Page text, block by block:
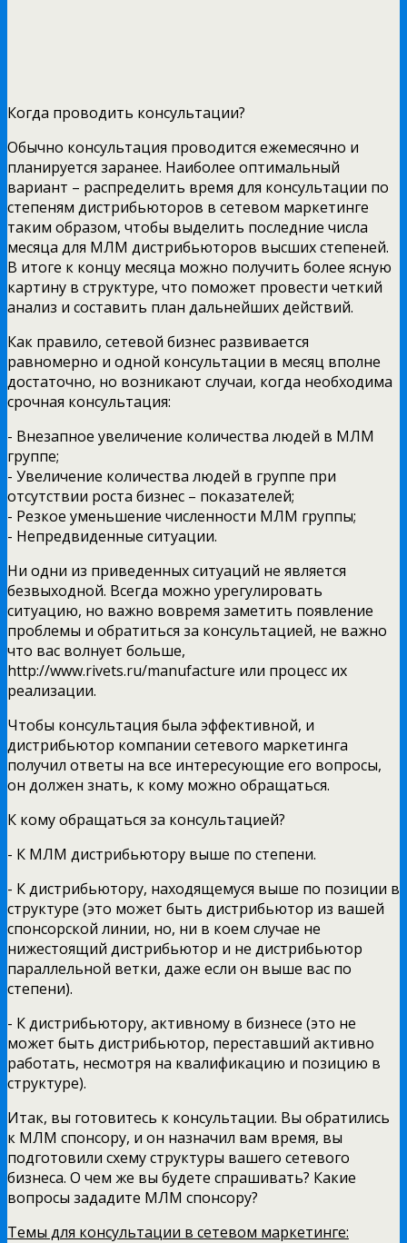
Когда проводить консультации?
Обычно консультация проводится ежемесячно и
планируется заранее. Наиболее оптимальный
вариант – распределить время для консультации по
степеням дистрибьюторов в сетевом маркетинге
таким образом, чтобы выделить последние числа
месяца для МЛМ дистрибьюторов высших степеней.
В итоге к концу месяца можно получить более ясную
картину в структуре, что поможет провести четкий
анализ и составить план дальнейших действий.
Как правило, сетевой бизнес развивается
равномерно и одной консультации в месяц вполне
достаточно, но возникают случаи, когда необходима
срочная консультация:
- Внезапное увеличение количества людей в МЛМ
группе;
- Увеличение количества людей в группе при
отсутствии роста бизнес – показателей;
- Резкое уменьшение численности МЛМ группы;
- Непредвиденные ситуации.
Ни одни из приведенных ситуаций не является
безвыходной. Всегда можно урегулировать
ситуацию, но важно вовремя заметить появление
проблемы и обратиться за консультацией, не важно
что вас волнует больше,
http://www.rivets.ru/manufacture или процесс их
реализации.
Чтобы консультация была эффективной, и
дистрибьютор компании сетевого маркетинга
получил ответы на все интересующие его вопросы,
он должен знать, к кому можно обращаться.
К кому обращаться за консультацией?
- К МЛМ дистрибьютору выше по степени.
- К дистрибьютору, находящемуся выше по позиции в
структуре (это может быть дистрибьютор из вашей
спонсорской линии, но, ни в коем случае не
нижестоящий дистрибьютор и не дистрибьютор
параллельной ветки, даже если он выше вас по
степени).
- К дистрибьютору, активному в бизнесе (это не
может быть дистрибьютор, переставший активно
работать, несмотря на квалификацию и позицию в
структуре).
Итак, вы готовитесь к консультации. Вы обратились
к МЛМ спонсору, и он назначил вам время, вы
подготовили схему структуры вашего сетевого
бизнеса. О чем же вы будете спрашивать? Какие
вопросы зададите МЛМ спонсору?
Темы для консультации в сетевом маркетинге: